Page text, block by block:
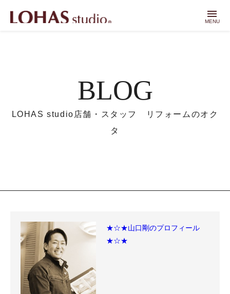
menu
MENU
BLOG
LOHAS studio店舗・スタッフ リフォームのオク
タ
★☆★山口剛のプロフィール
★☆★